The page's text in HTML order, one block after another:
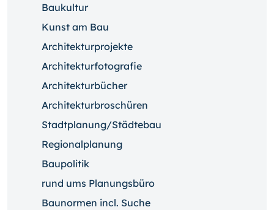
Baukultur
Kunst am Bau
Architekturprojekte
Architekturfotografie
Architekturbücher
Architekturbroschüren
Stadtplanung/Städtebau
Regionalplanung
Baupolitik
rund ums Planungsbüro
Baunormen incl. Suche